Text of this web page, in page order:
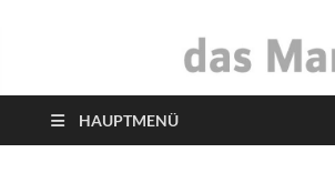
das Marburger.
HAUPTMENÜ